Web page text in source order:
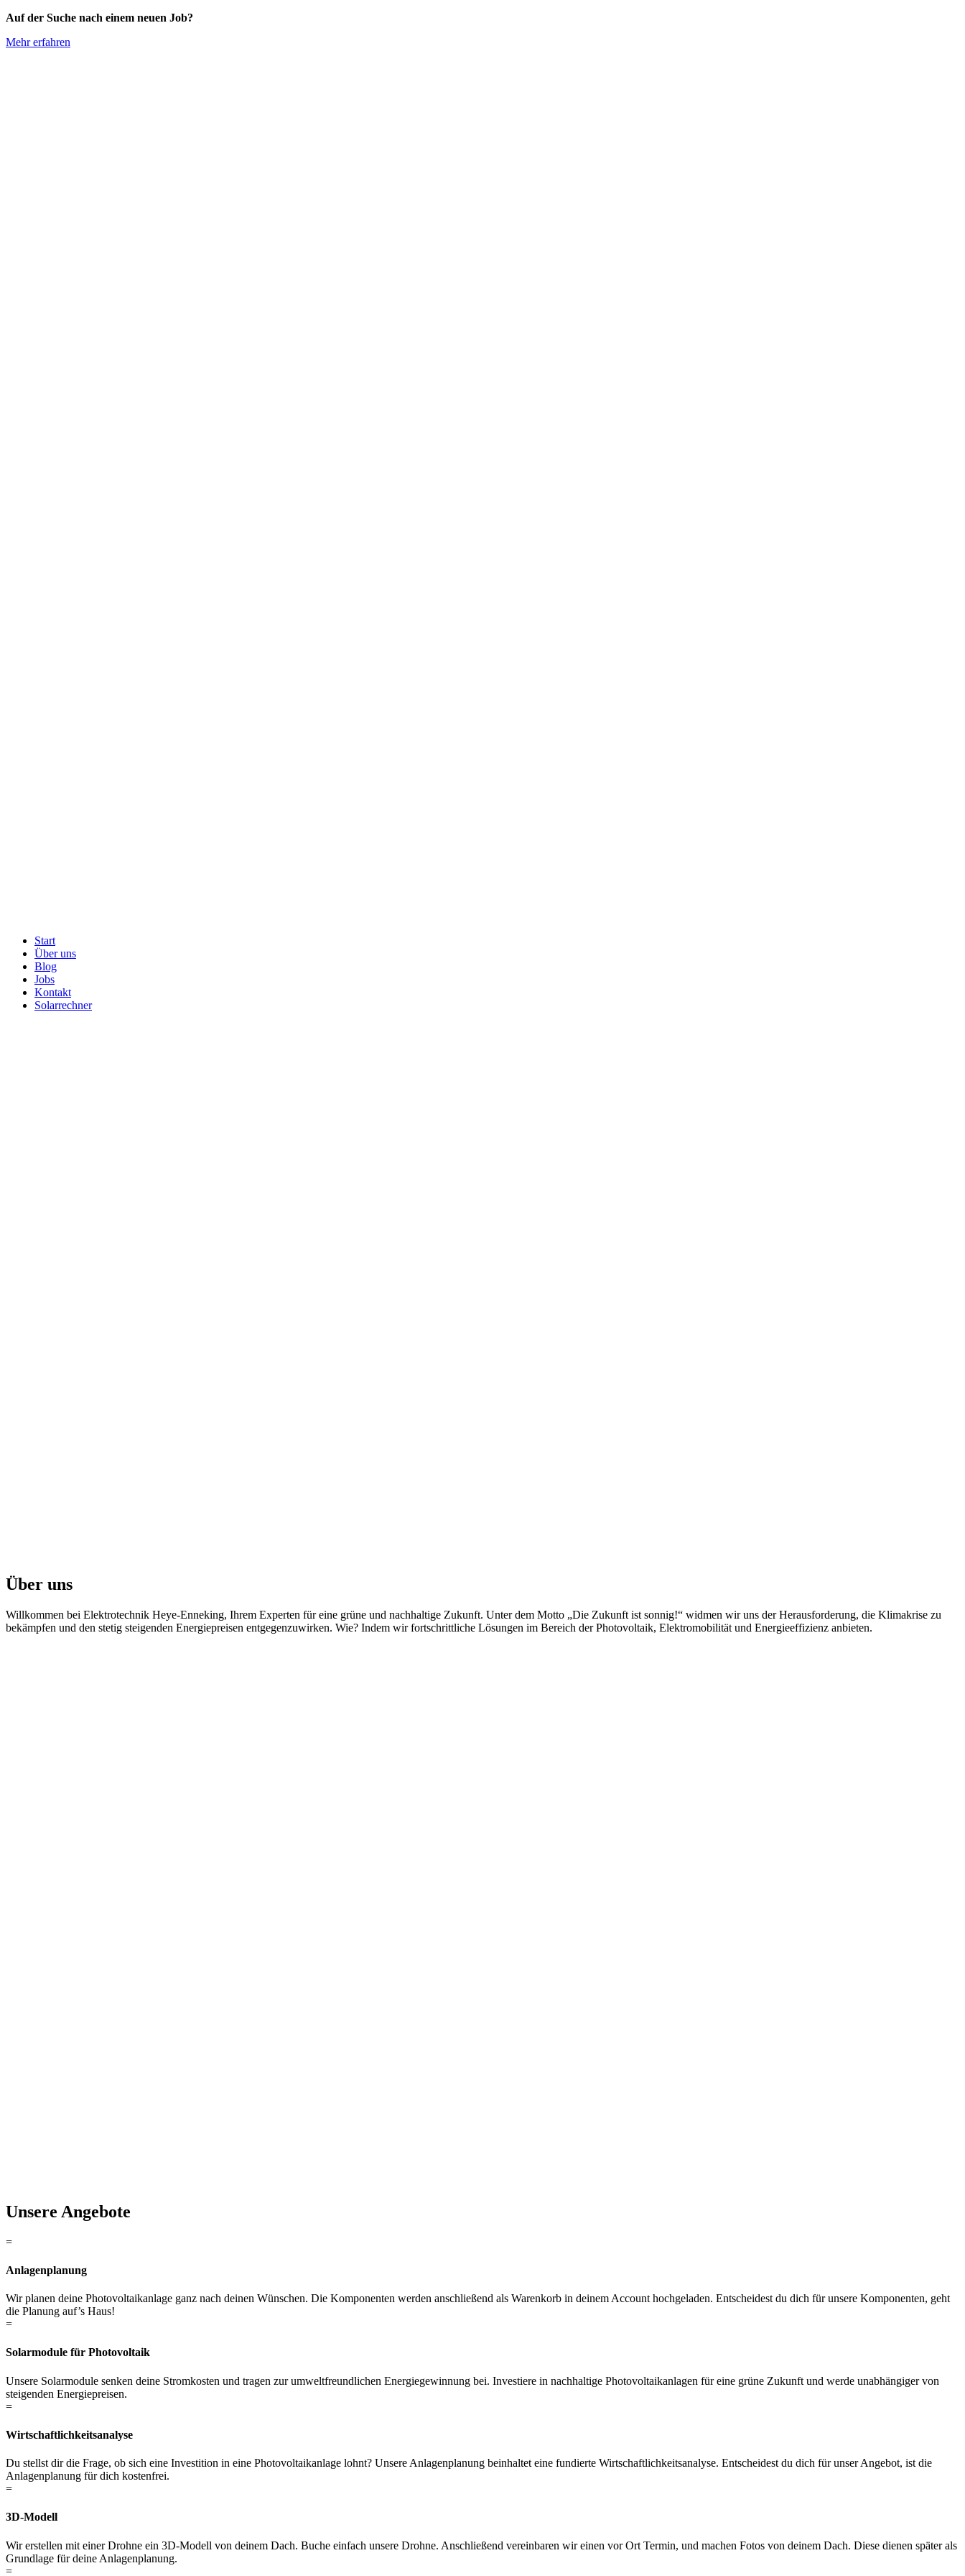
Auf der Suche nach einem neuen Job?
Mehr erfahren
Start
Über uns
Blog
Jobs
Kontakt
Solarrechner
Über uns
Willkommen bei Elektrotechnik Heye-Enneking, Ihrem Experten für eine grüne und nachhaltige Zukunft. Unter dem Motto „Die Zukunft ist sonnig!“ widmen wir uns der Herausforderung, die Klimakrise zu
bekämpfen und den stetig steigenden Energiepreisen entgegenzuwirken. Wie? Indem wir fortschrittliche Lösungen im Bereich der Photovoltaik, Elektromobilität und Energieeffizienz anbieten.
Unsere Angebote
=
Anlagenplanung
Wir planen deine Photovoltaikanlage ganz nach deinen Wünschen. Die Komponenten werden anschließend als Warenkorb in deinem Account hochgeladen. Entscheidest du dich für unsere Komponenten, geht
die Planung auf’s Haus!
=
Solarmodule für Photovoltaik
Unsere Solarmodule senken deine Stromkosten und tragen zur umweltfreundlichen Energiegewinnung bei. Investiere in nachhaltige Photovoltaikanlagen für eine grüne Zukunft und werde unabhängiger von
steigenden Energiepreisen.
=
Wirtschaftlichkeitsanalyse
Du stellst dir die Frage, ob sich eine Investition in eine Photovoltaikanlage lohnt? Unsere Anlagenplanung beinhaltet eine fundierte Wirtschaftlichkeitsanalyse. Entscheidest du dich für unser Angebot, ist die
Anlagenplanung für dich kostenfrei.
=
3D-Modell
Wir erstellen mit einer Drohne ein 3D-Modell von deinem Dach. Buche einfach unsere Drohne. Anschließend vereinbaren wir einen vor Ort Termin, und machen Fotos von deinem Dach. Diese dienen später als
Grundlage für deine Anlagenplanung.
=